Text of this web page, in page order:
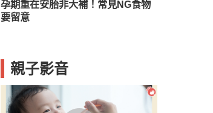
孕期重在安胎非大補！常見NG食物
要留意
親子影音